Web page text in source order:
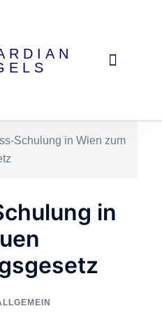
Schulung in Wien zum
in